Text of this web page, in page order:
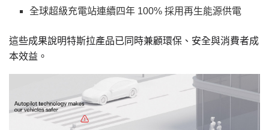
全球超級充電站連續四年 100% 採用再生能源供電
這些成果說明特斯拉產品已同時兼顧環保、安全與消費者成
本效益。